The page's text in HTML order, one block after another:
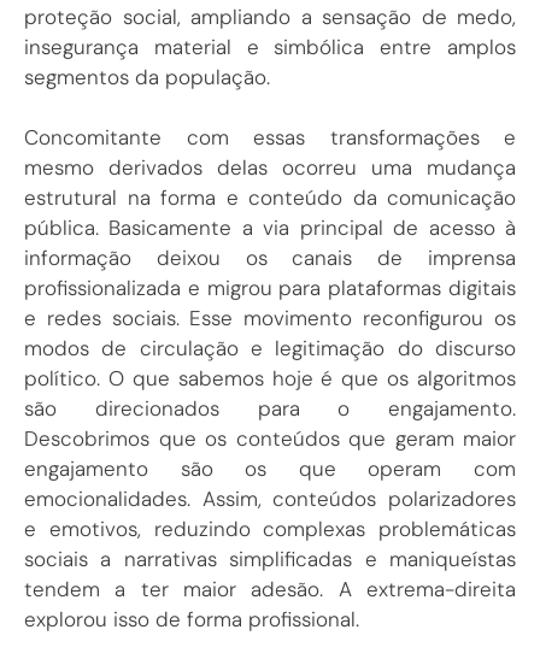
proteção social, ampliando a sensação de medo,
insegurança material e simbólica entre amplos
segmentos da população.
Concomitante com essas transformações e
mesmo derivados delas ocorreu uma mudança
estrutural na forma e conteúdo da comunicação
pública. Basicamente a via principal de acesso à
informação deixou os canais de imprensa
profissionalizada e migrou para plataformas digitais
e redes sociais. Esse movimento reconfigurou os
modos de circulação e legitimação do discurso
político. O que sabemos hoje é que os algoritmos
são direcionados para o engajamento.
Descobrimos que os conteúdos que geram maior
engajamento são os que operam com
emocionalidades. Assim, conteúdos polarizadores
e emotivos, reduzindo complexas problemáticas
sociais a narrativas simplificadas e maniqueístas
tendem a ter maior adesão. A extrema-direita
explorou isso de forma profissional.